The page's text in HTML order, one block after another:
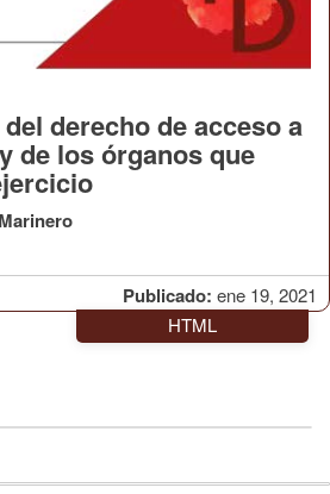
Publicado: ene 19, 2021
derecho de acceso a
de los órganos que
HTML